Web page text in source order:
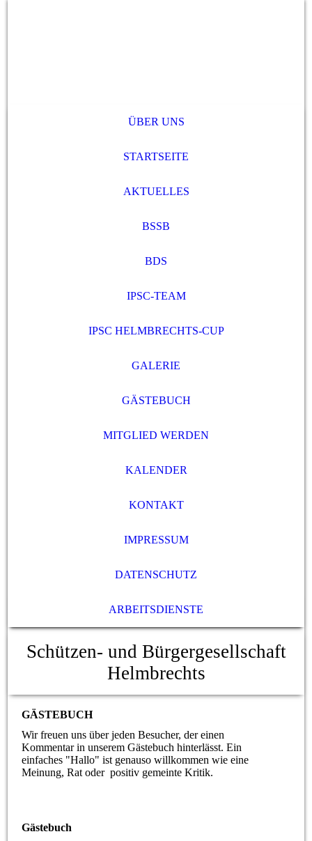
ÜBER UNS
STARTSEITE
AKTUELLES
BSSB
BDS
IPSC-TEAM
IPSC HELMBRECHTS-CUP
GALERIE
GÄSTEBUCH
MITGLIED WERDEN
KALENDER
KONTAKT
IMPRESSUM
DATENSCHUTZ
ARBEITSDIENSTE
Schützen- und Bürgergesellschaft
Helmbrechts
GÄSTEBUCH
Wir freuen uns über jeden Besucher, der einen
Kommentar in unserem Gästebuch hinterlässt. Ein
einfaches "Hallo" ist genauso willkommen wie eine
Meinung, Rat oder positiv gemeinte Kritik.
Gästebuch